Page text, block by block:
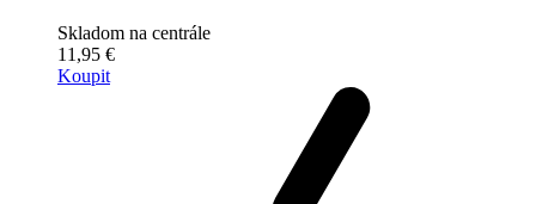
Skladom na centrále
11,95 €
Koupit